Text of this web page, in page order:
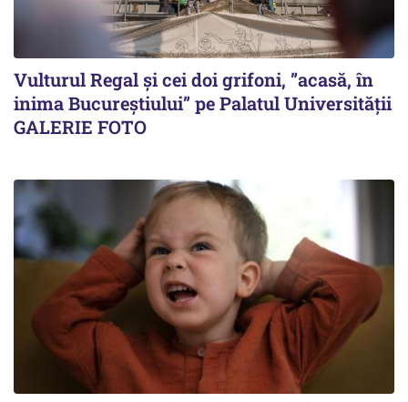
Vulturul Regal și cei doi grifoni, ”acasă, în
inima Bucureștiului” pe Palatul Universității
GALERIE FOTO